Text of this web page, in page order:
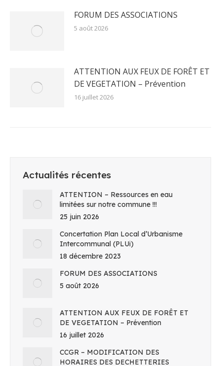
FORUM DES ASSOCIATIONS
5 août 2026
ATTENTION AUX FEUX DE FORÊT ET
DE VEGETATION – Prévention
16 juillet 2026
Actualités récentes
ATTENTION – Ressources en eau
limitées sur notre commune !!!
25 juin 2026
Concertation Plan Local d’Urbanisme
Intercommunal (PLUi)
18 décembre 2023
FORUM DES ASSOCIATIONS
5 août 2026
ATTENTION AUX FEUX DE FORÊT ET
DE VEGETATION – Prévention
16 juillet 2026
CCGR – MODIFICATION DES
HORAIRES DES DECHETTERIES